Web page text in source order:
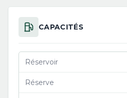
CAPACITÉS
Réservoir
Réserve